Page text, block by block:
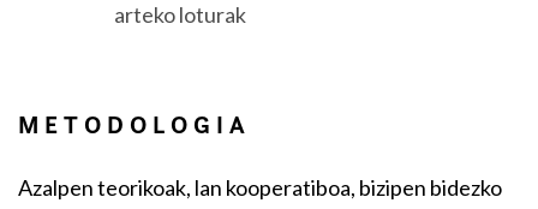
arteko loturak
METODOLOGIA
Azalpen teorikoak, lan kooperatiboa, bizipen bidezko